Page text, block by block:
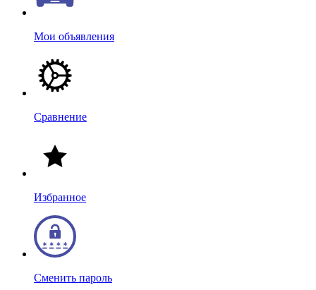
Мои объявления
Сравнение
Избранное
Сменить пароль